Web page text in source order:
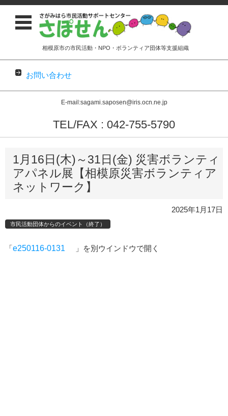
相模原市の市民活動・NPO・ボランティア団体等支援組織
お問い合わせ
E-mail:sagami.saposen@iris.ocn.ne.jp
TEL/FAX : 042-755-5790
コンテンツに移動
1月16日(木)～31日(金) 災害ボランティ
アパネル展【相模原災害ボランティア
ネットワーク】
2025年1月17日
市民活動団体からのイベント（終了）
「e250116-0131 」を別ウインドウで開く